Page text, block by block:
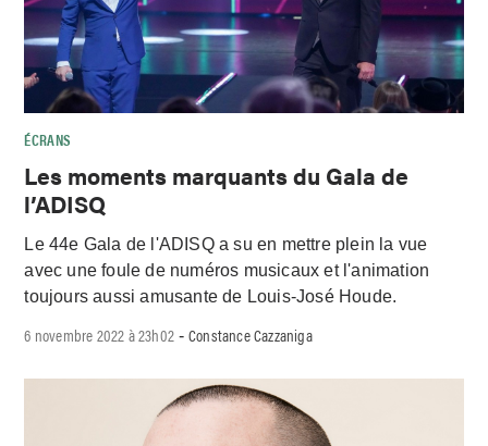
ÉCRANS
Les moments marquants du Gala de
l’ADISQ
Le 44e Gala de l'ADISQ a su en mettre plein la vue
avec une foule de numéros musicaux et l'animation
toujours aussi amusante de Louis-José Houde.
6 novembre 2022 à 23h02 -Constance Cazzaniga